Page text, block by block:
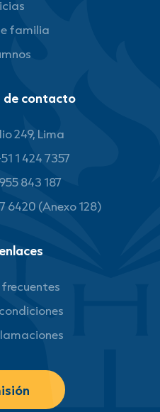
familia
contacto
249, Lima
1 424 7357
843 187
6420 (Anexo 128)